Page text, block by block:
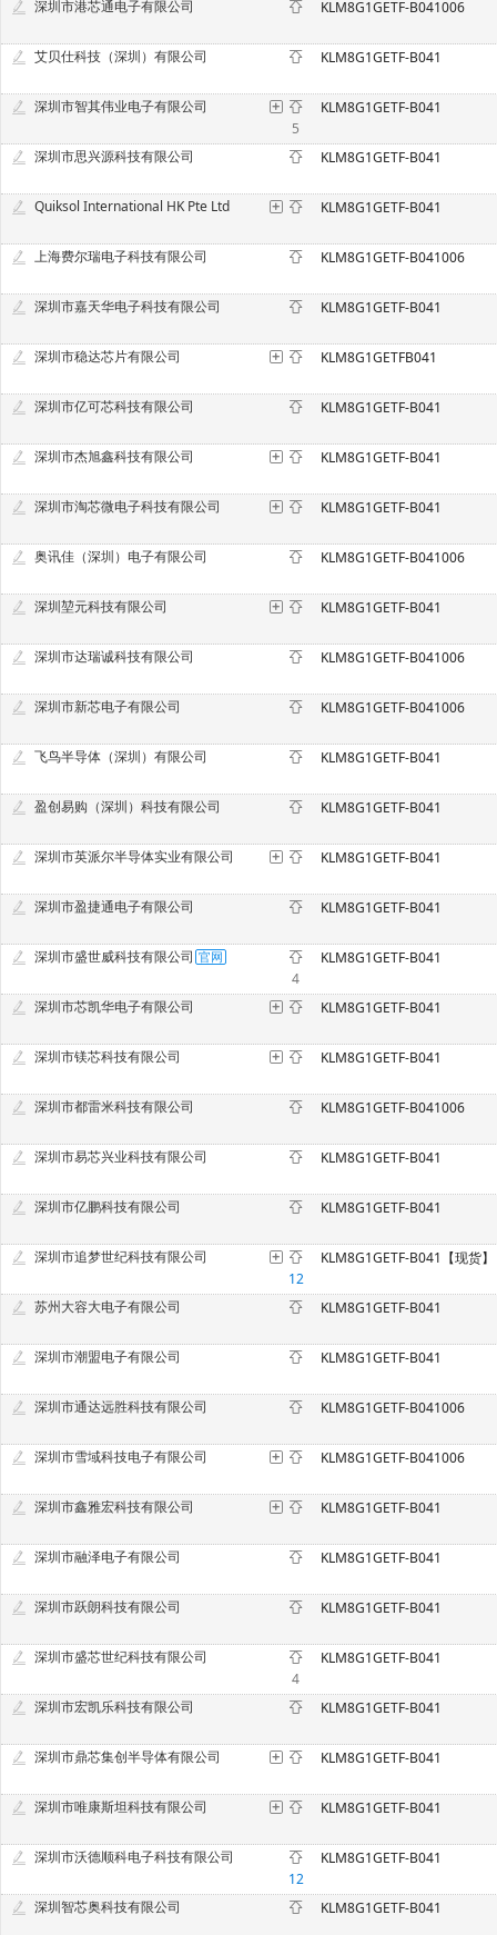
深圳市港芯通电子有限公司 KLM8G1GETF-B041006
艾贝仕科技（深圳）有限公司 KLM8G1GETF-B041
深圳市智其伟业电子有限公司
5
KLM8G1GETF-B041
深圳市思兴源科技有限公司 KLM8G1GETF-B041
Quiksol International HK Pte Ltd KLM8G1GETF-B041
上海费尔瑞电子科技有限公司 KLM8G1GETF-B041006
深圳市嘉天华电子科技有限公司 KLM8G1GETF-B041
深圳市稳达芯片有限公司 KLM8G1GETFB041
深圳市亿可芯科技有限公司 KLM8G1GETF-B041
深圳市杰旭鑫科技有限公司 KLM8G1GETF-B041
深圳市淘芯微电子科技有限公司 KLM8G1GETF-B041
奥讯佳（深圳）电子有限公司 KLM8G1GETF-B041006
深圳堃元科技有限公司 KLM8G1GETF-B041
深圳市达瑞诚科技有限公司 KLM8G1GETF-B041006
深圳市新芯电子有限公司 KLM8G1GETF-B041006
飞鸟半导体（深圳）有限公司 KLM8G1GETF-B041
盈创易购（深圳）科技有限公司 KLM8G1GETF-B041
深圳市英派尔半导体实业有限公司 KLM8G1GETF-B041
深圳市盈捷通电子有限公司 KLM8G1GETF-B041
深圳市盛世威科技有限公司
4
KLM8G1GETF-B041
深圳市芯凯华电子有限公司 KLM8G1GETF-B041
深圳市镁芯科技有限公司 KLM8G1GETF-B041
深圳市都雷米科技有限公司 KLM8G1GETF-B041006
深圳市易芯兴业科技有限公司 KLM8G1GETF-B041
深圳市亿鹏科技有限公司 KLM8G1GETF-B041
深圳市追梦世纪科技有限公司
12
KLM8G1GETF-B041【现货】
苏州大容大电子有限公司 KLM8G1GETF-B041
深圳市潮盟电子有限公司 KLM8G1GETF-B041
深圳市通达远胜科技有限公司 KLM8G1GETF-B041006
深圳市雪域科技电子有限公司 KLM8G1GETF-B041006
深圳市鑫雅宏科技有限公司 KLM8G1GETF-B041
深圳市融泽电子有限公司 KLM8G1GETF-B041
深圳市跃朗科技有限公司 KLM8G1GETF-B041
深圳市盛芯世纪科技有限公司
4
KLM8G1GETF-B041
深圳市宏凯乐科技有限公司 KLM8G1GETF-B041
深圳市鼎芯集创半导体有限公司 KLM8G1GETF-B041
深圳市唯康斯坦科技有限公司 KLM8G1GETF-B041
深圳市沃德顺科电子科技有限公司
12
KLM8G1GETF-B041
深圳智芯奥科技有限公司 KLM8G1GETF-B041